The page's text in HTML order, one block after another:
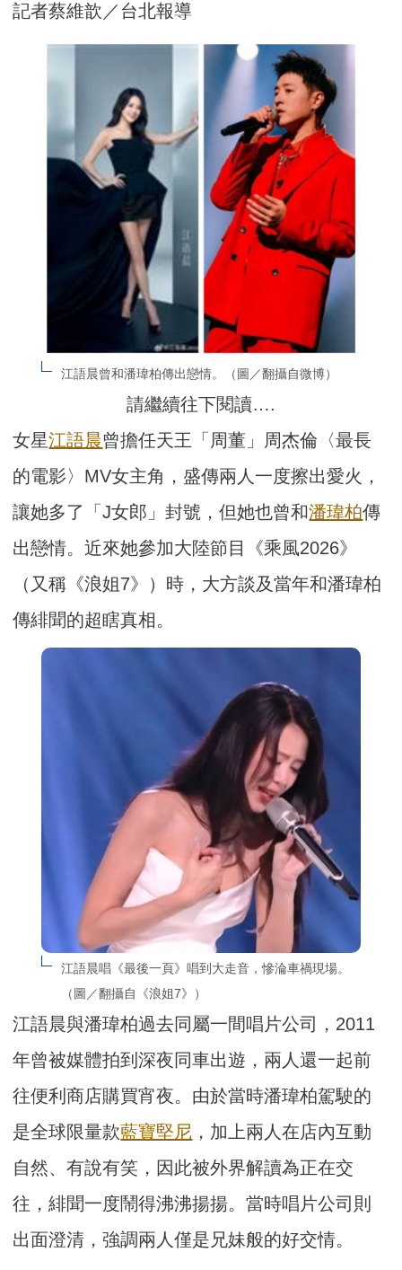
記者蔡維歆／台北報導
江語晨曾和潘瑋柏傳出戀情。（圖／翻攝自微博）
請繼續往下閱讀….
女星江語晨曾擔任天王「周董」周杰倫〈最長
的電影〉MV女主角，盛傳兩人一度擦出愛火，
讓她多了「J女郎」封號，但她也曾和潘瑋柏傳
出戀情。近來她參加大陸節目《乘風2026》
（又稱《浪姐7》）時，大方談及當年和潘瑋柏
傳緋聞的超瞎真相。
江語晨唱《最後一頁》唱到大走音，慘淪車禍現場。
（圖／翻攝自《浪姐7》）
江語晨與潘瑋柏過去同屬一間唱片公司，2011
年曾被媒體拍到深夜同車出遊，兩人還一起前
往便利商店購買宵夜。由於當時潘瑋柏駕駛的
是全球限量款藍寶堅尼 ，加上兩人在店內互動
自然、有說有笑，因此被外界解讀為正在交
往，緋聞一度鬧得沸沸揚揚。當時唱片公司則
出面澄清，強調兩人僅是兄妹般的好交情。